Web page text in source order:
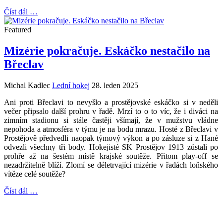
Číst dál …
Featured
Mizérie pokračuje. Eskáčko nestačilo na
Břeclav
Michal Kadlec Lední hokej 28. leden 2025
Ani proti Břeclavi to nevyšlo a prostějovské eskáčko si v neděli
večer připsalo další prohru v řadě. Mrzí to o to víc, že i diváci na
zimním stadionu si stále častěji všímají, že v mužstvu vládne
nepohoda a atmosféra v týmu je na bodu mrazu. Hosté z Břeclavi v
Prostějově předvedli naopak týmový výkon a po zásluze si z Hané
odvezli všechny tři body. Hokejisté SK Prostějov 1913 zůstali po
prohře až na šestém místě krajské soutěže. Přitom play-off se
nezadržitelně blíží. Zlomí se déletrvající mizérie v řadách loňského
vítěze celé soutěže?
Číst dál …